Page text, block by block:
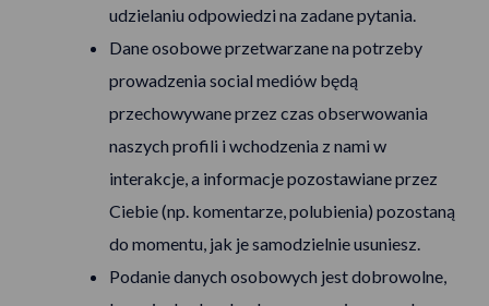
udzielaniu odpowiedzi na zadane pytania.
Dane osobowe przetwarzane na potrzeby
prowadzenia social mediów będą
przechowywane przez czas obserwowania
naszych profili i wchodzenia z nami w
interakcje, a informacje pozostawiane przez
Ciebie (np. komentarze, polubienia) pozostaną
do momentu, jak je samodzielnie usuniesz.
Podanie danych osobowych jest dobrowolne,